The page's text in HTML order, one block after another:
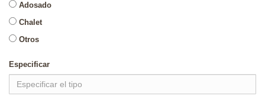
Adosado
Chalet
Otros
Especificar